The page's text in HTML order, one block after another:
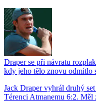
Draper se při návratu
kdy jeho tělo znovu odmítlo
Jack Draper vyhrál druhý
Térenci Atmanemu 6:2. Měl